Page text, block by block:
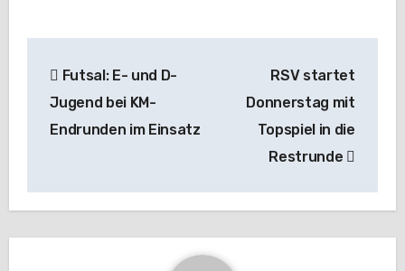
Futsal: E- und D-
Jugend bei KM-
Endrunden im Einsatz
RSV startet
Donnerstag mit
Topspiel in die
Restrunde